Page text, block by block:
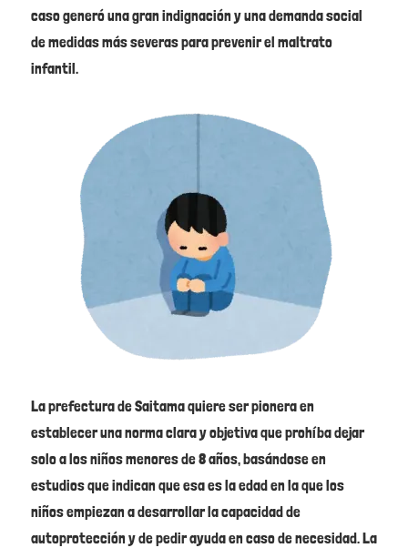
caso generó una gran indignación y una demanda social
de medidas más severas para prevenir el maltrato
infantil.
La prefectura de Saitama quiere ser pionera en
establecer una norma clara y objetiva que prohíba dejar
solo a los niños menores de 8 años, basándose en
estudios que indican que esa es la edad en la que los
niños empiezan a desarrollar la capacidad de
autoprotección y de pedir ayuda en caso de necesidad. La